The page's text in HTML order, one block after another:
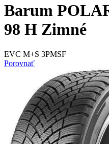
Barum
98 H Zimné
EVC M+S 3PMSF
Porovnať